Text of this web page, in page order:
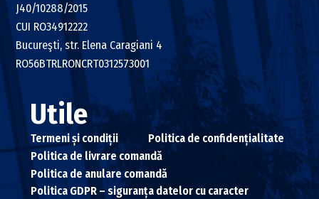
J40/10288/2015
CUI RO34912222
Bucureşti, str. Elena Caragiani 4
RO56BTRLRONCRT0312573001
Utile
Termeni și condiții
Politica de confidențialitate
Politica de livrare comandă
Politica de anulare comandă
Politica GDPR – siguranța datelor cu caracter